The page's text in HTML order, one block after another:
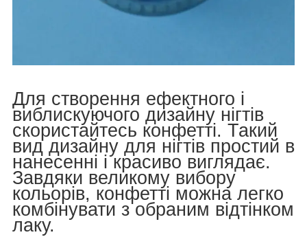
Для створення ефектного і
виблискуючого дизайну нігтів
скористайтесь конфетті. Такий
вид дизайну для нігтів простий в
нанесенні і красиво виглядає.
Завдяки великому вибору
кольорів, конфетті можна легко
комбінувати з обраним відтінком
лаку.